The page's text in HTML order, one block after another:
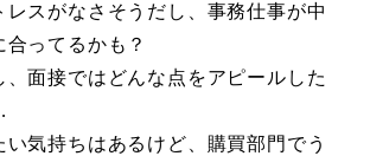
レスがなさそうだし、事務仕事が中
ってるかも？
、面接ではどんな点をアピールした
気持ちはあるけど、購買部門でう